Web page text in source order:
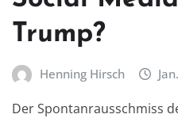
Trump?
Henning Hirsch
Der Spontanrausschmiss